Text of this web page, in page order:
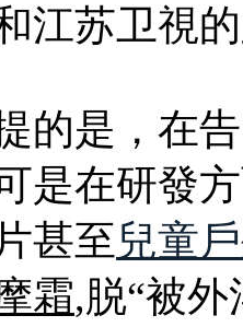
江苏卫視
的是，在
是在研發
甚至兒童
霜,脱“被